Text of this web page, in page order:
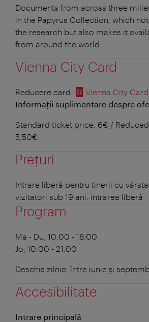
Documents from across three
in the Papyrus Collection, which
the research but also makes it
from around the world.
Vienna City Card
Reducere card Vienna City Card
Informații suplimentare despre
Standard ticket price: 6€ /
5,50€
Prețuri
Intrare liberă pentru tinerii cu vârsta
vizitatori sub 19 ani: intrarea liberă
Program
Ma - Du, 10:00 - 18:00
Jo, 10:00 - 21:00
Deschis zilnic, între iunie și
Accesibilitate
Intrare principală